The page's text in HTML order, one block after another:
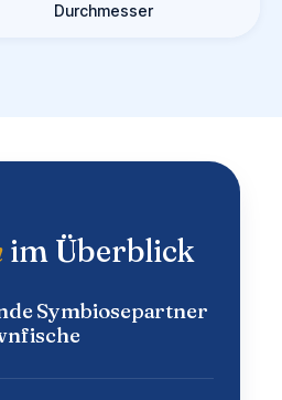
Durchmesser
im Überblick
Symbiosepartner